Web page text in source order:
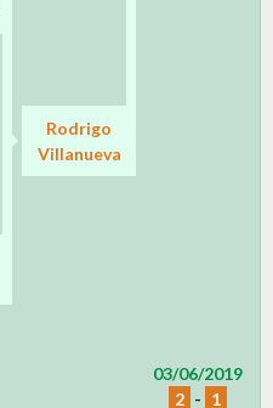
03/06/2019
2 - 1
Rodrigo
Villanueva